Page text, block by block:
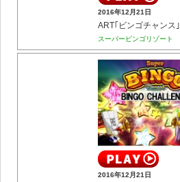
2016年12月21日
ART｢ビンゴチャンス｣
スーパービンゴリゾート
2016年12月21日